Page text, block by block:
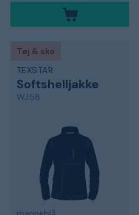
Tøj & sko
TEXSTAR
Softshelljakke
WJ58